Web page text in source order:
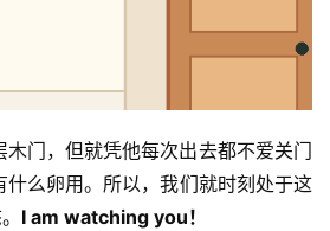
木门，但就凭他每次出去都不爱关门
什么卵用。所以，我们就时刻处于这
I am watching you！